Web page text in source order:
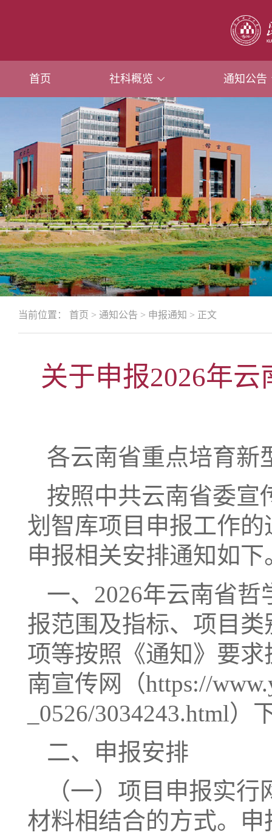
首页 社科概览 通知公告
当前位置： 首页 > 通知公告 > 申报通知 > 正文
关于申报2026年
各云南省重点培育新
按照中共云南省委宣
划智库项目申报工作
申报相关安排通知如下
一、2026年云南省
报范围及指标、项目
项等按照《通知》要
南宣传网（https://
_0526/3034243.html）
二、申报安排
（一）项目申报实
材料相结合的方式。申